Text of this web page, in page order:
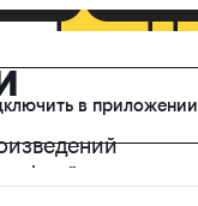
офлайн
в приложении